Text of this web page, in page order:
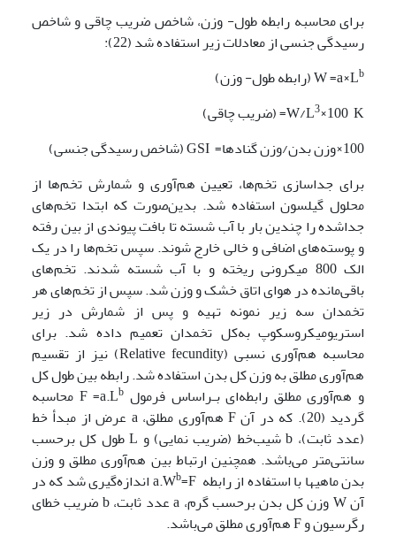
برای محاسبه رابطه طول- وزن، شاخص ضریب چاقی و شاخص
رسیدگی جنسی از معادلات زیر استفاده شد (22):
W =a×Lb
(رابطه طول- وزن)
W/L3×100 K= (ضریب چاقی)
100×وزن بدن/وزن گنادها= GSI (شاخص رسیدگی جنسی)
برای جداسازی تخم‌ها، تعیین هم‌آوری و شمارش تخم‌ها از
محلول گیلسون استفاده شد. بدین‌صورت که ابتدا تخم‌های
جداشده را چندین بار با آب شسته تا بافت پیوندی از بین رفته
و پوسته‌های اضافی و خالی خارج شوند. سپس تخم‌ها را در یک
الک 800 میکرونی ریخته و با آب شسته شدند. تخم‌های
باقی‌مانده در هوای اتاق خشک و وزن شد. سپس از تخم‌های هر
تخمدان سه زیر نمونه تهیه و پس از شمارش در زیر
استریومیکروسکوپ به‌کل تخمدان تعمیم داده شد. برای
محاسبه هم‌آوری نسبی (Relative fecundity) نیز از تقسیم
هم‌آوری مطلق به وزن کل بدن استفاده شد. رابطه بین طول کل
و هم‌آوری مطلق رابطه‌ای بـراساس فرمول F =a.L b
محاسبه
گردید (20). که در آن F هم‌آوری مطلق، a عرض از مبدأ خط
(عدد ثابت)، b شیب‌خط (ضریب نمایی) و L طول کل برحسب
سانتی‌متر می‌باشد. همچنین ارتباط بین هم‌آوری مطلق و وزن
بدن ماهی­ها با استفاده از رابطه a.W
b
=F اندازه‌گیری شد که در
آن W وزن کل بدن برحسب گرم، a عدد ثابت، b ضریب خطای
رگرسیون و F هم‌آوری مطلق می‌باشد.